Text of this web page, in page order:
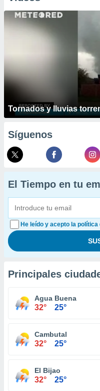
Tornados y lluvias
Síguenos
El Tiempo en tu
He leído y acepto la
Principales
Agua Buena
32° 25°
Cambutal
32° 25°
El Bijao
32° 25°